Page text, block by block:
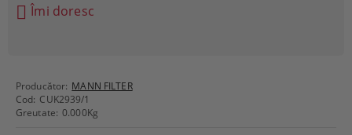
Producător: MANN FILTER
Cod: CUK2939/1
Greutate: 0.000Kg
Îmi doresc